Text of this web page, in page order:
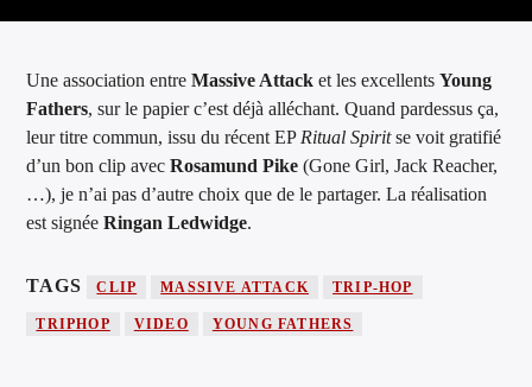
Une association entreMassive Attack et les excellentsYoung
Fathers, sur le papier c’est déjà alléchant. Quand pardessus ça,
leur titre commun, issu du récent EP Ritual Spiritse voit gratifié
d’un bon clip avecRosamund Pike (Gone Girl, Jack Reacher,
…), je n’ai pas d’autre choix que de le partager. La réalisation
est signéeRingan Ledwidge.
TAGS CLIP MASSIVE ATTACK TRIP-HOP
TRIPHOP VIDEO YOUNG FATHERS